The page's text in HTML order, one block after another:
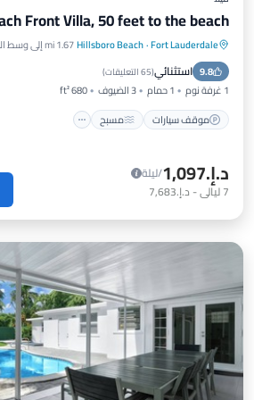
Front Villa, 50 feet to the beach
Fort Lauderdale
·
Hillsboro Beach1.67 mi إلى وسط المدينة
9.8 استثنائي(65 التعليقات )
1 غرفة نوم 1 حمام 3 الضيوف
680 ft²
موقف سيارات
مسبح
موقف سيارات مسبح
شرفة / تراس
د.إ.‏1,097
/ليلة
7ليالي- د.إ.‏7,683